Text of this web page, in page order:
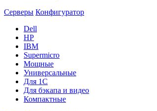
Серверы Конфигуратор
Dell
HP
IBM
Supermicro
Мощные
Универсальные
Для 1С
Для бэкапа и видео
Компактные